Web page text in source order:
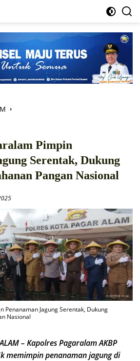
Pimpin
Serentak, Dukung
Pangan Nasional
Penanaman Jagung Serentak, Dukung
Nasional
– Kapolres Pagaralam AKBP
memimpin penanaman jagung di